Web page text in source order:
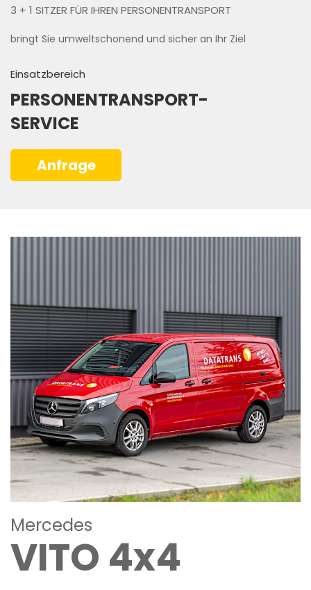
3 + 1 SITZER FÜR IHREN PERSONENTRANSPORT
bringt Sie umweltschonend und sicher an Ihr Ziel
Einsatzbereich
PERSONENTRANSPORT-
SERVICE
Anfrage
Mercedes
VITO 4x4